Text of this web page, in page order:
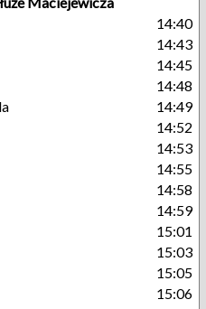
14:40
14:43
14:45
14:48
14:49
14:52
14:53
14:55
14:58
14:59
15:01
15:03
15:05
15:06